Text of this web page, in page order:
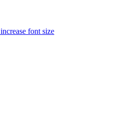
increase font size